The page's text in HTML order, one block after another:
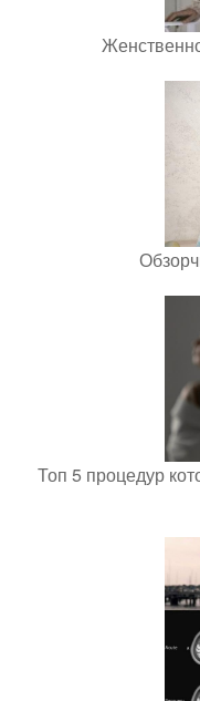
Топ 5 процедур